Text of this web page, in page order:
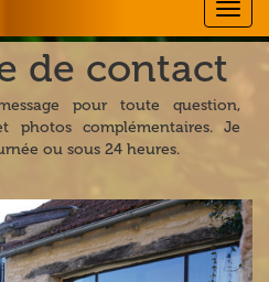
de contact
pour toute question,
photos complémentaires. Je
ou sous 24 heures.